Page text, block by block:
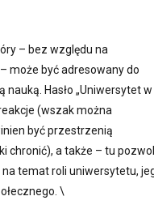
– bez względu na
może być adresowany do
Hasło „Uniwersytet w
(wszak można
być przestrzenią
chronić), a także – tu
temat roli uniwersytetu,
\